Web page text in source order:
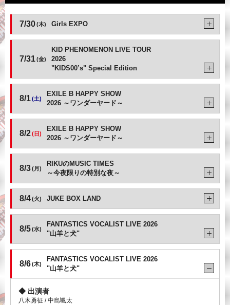
7/30(木) Girls EXPO
7/31(金)
KID PHENOMENON LIVE TOUR
2026
"KIDS00’s" Special Edition
8/1(土)
EXILE B HAPPY SHOW
2026 ～ワンダーヤード～
8/2(日)
EXILE B HAPPY SHOW
2026 ～ワンダーヤード～
8/3(月)
RIKUのMUSIC TIMES
～今夜限りの特別な夜～
8/4(火) JUKE BOX LAND
8/5(水)
FANTASTICS VOCALIST LIVE 2026
"山羊と犬"
8/6(木)
FANTASTICS VOCALIST LIVE 2026
"山羊と犬"
出演者
八木勇征 / 中島颯太